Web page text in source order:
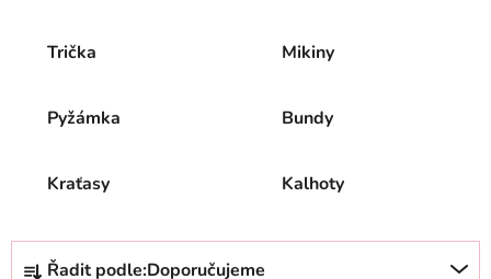
Trička Mikiny
Pyžámka Bundy
Kraťasy Kalhoty
Ř
Řadit podle:Doporučujeme